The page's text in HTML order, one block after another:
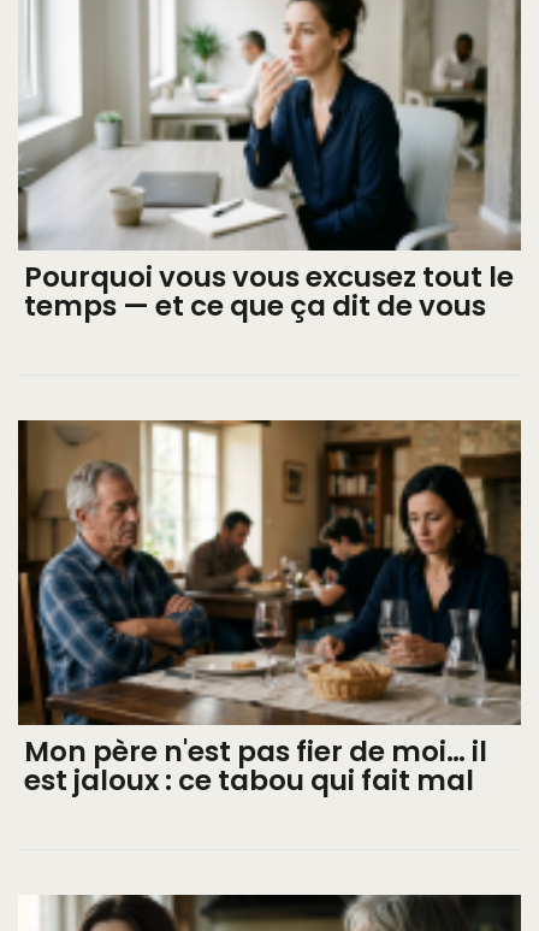
Pourquoi vous vous excusez tout le
temps — et ce que ça dit de vous
Mon père n'est pas fier de moi… il
est jaloux : ce tabou qui fait mal